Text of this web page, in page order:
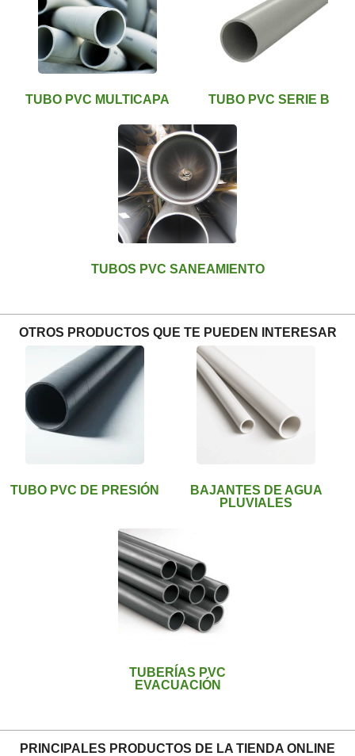
TUBO PVC MULTICAPA TUBO PVC SERIE B
TUBOS PVC SANEAMIENTO
OTROS PRODUCTOS QUE TE PUEDEN INTERESAR
TUBO PVC DE PRESIÓN
BAJANTES DE AGUA
PLUVIALES
TUBERÍAS PVC
EVACUACIÓN
PRINCIPALES PRODUCTOS DE LA TIENDA ONLINE